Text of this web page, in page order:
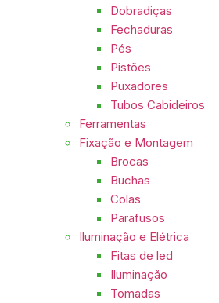
Dobradiças
Fechaduras
Pés
Pistões
Puxadores
Tubos Cabideiros
Ferramentas
Fixação e Montagem
Brocas
Buchas
Colas
Parafusos
Iluminação e Elétrica
Fitas de led
Iluminação
Tomadas